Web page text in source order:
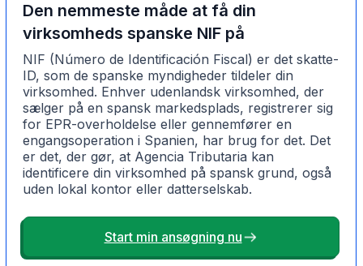
Den nemmeste måde at få din
virksomheds spanske NIF på
NIF (Número de Identificación Fiscal) er det skatte-
ID, som de spanske myndigheder tildeler din
virksomhed. Enhver udenlandsk virksomhed, der
sælger på en spansk markedsplads, registrerer sig
for EPR-overholdelse eller gennemfører en
engangsoperation i Spanien, har brug for det. Det
er det, der gør, at Agencia Tributaria kan
identificere din virksomhed på spansk grund, også
uden lokal kontor eller datterselskab.
Start min ansøgning nu